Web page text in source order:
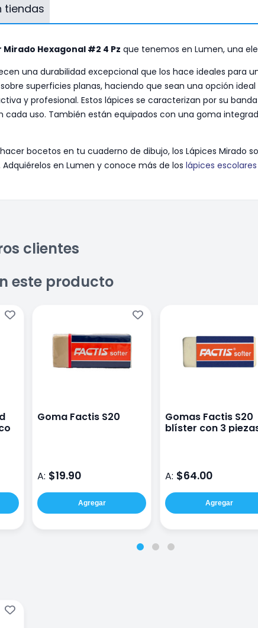
tiendas
Mirado Hexagonal #2 4 Pz que tenemos en Lumen, una
una durabilidad excepcional que los hace ideales para
superficies planas, haciendo que sean una opción
y profesional. Estos lápices se caracterizan por su
uso. También están equipados con una goma
bocetos en tu cuaderno de dibujo, los Lápices Mirado
en Lumen y conoce más de los lápices escolares
clientes
este producto
Goma Factis S20
A: $19.90
Agregar
Gomas Factis S20
blíster con 3
A: $64.00
Agregar